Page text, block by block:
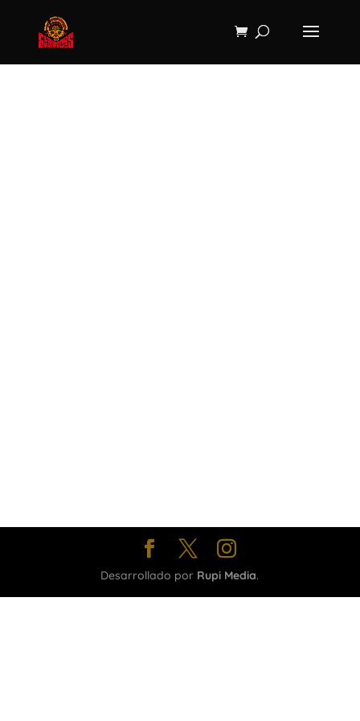
Desarrollado por Rupi Media.